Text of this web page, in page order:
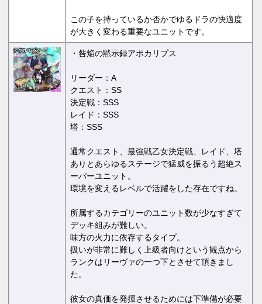
この子を持っているか否かでゆるドラの快適度
が大きく変わる重要なユニットです。
・咎焔の黙示録アポカリプス
リーダー：A
クエスト：SS
決定戦：SSS
レイド：SSS
塔：SSS
通常クエスト、最強戦乙女決定戦、レイド、塔
ありとあらゆるステージで猛威を振るう超絶ス
ーパーユニット。
環境を変えるレベルで活躍をした存在ですね。
所属するカテゴリーのユニット数が少なすぎて
デッキ組みが難しい。
味方の火力に依存するタイプ。
扱いが非常に難しく上級者向けという観点から
ランクはリーヴァの一つ下とさせて頂きまし
た。
彼女の真価を発揮させるためには下準備が必要